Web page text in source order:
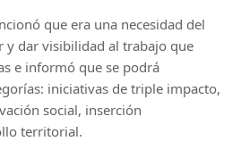
que era una necesidad del
y dar visibilidad al trabajo que
e informó que se podrá
iniciativas de triple impacto,
social, inserción
territorial.